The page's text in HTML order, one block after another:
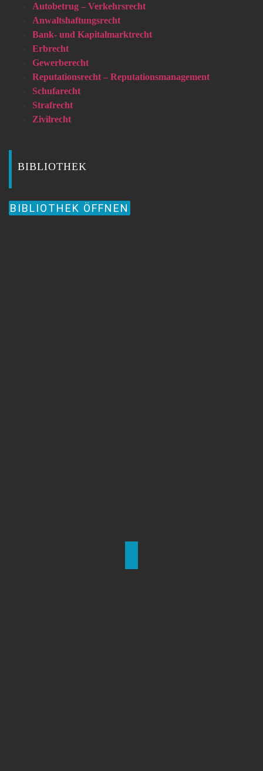
Autobetrug – Verkehrsrecht
Anwaltshaftungsrecht
Bank- und Kapitalmarktrecht
Erbrecht
Gewerberecht
Reputationsrecht – Reputationsmanagement
Schufarecht
Strafrecht
Zivilrecht
BIBLIOTHEK
BIBLIOTHEK ÖFFNEN